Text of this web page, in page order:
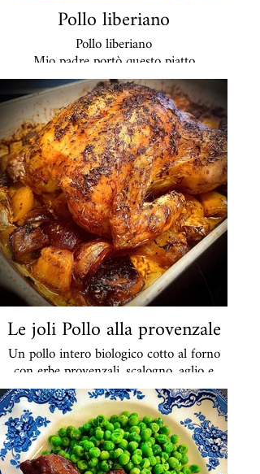
Pollo liberiano
Pollo liberiano
Mio padre portò questo piatto
incredibilmente delizioso dall'Africa
occidentale negli anni '70 ed è stato uno
dei preferiti della famiglia fin da quando
ero piccola. Con ingredienti abbastanza
semplici come cipolle e pomodori, è
un'arte farlo bene. Posso regolare la
piccantezza in base alle mie papille
gustative. Con esso viene servito il riso. In
Liberia si beve birra ghiacciata per
smorzare un po' il piccante, il che
ovviamente non aiuta molto ma almeno
crea l'impressione.
26 euro a porzione
Le joli Pollo alla provenzale
Un pollo intero biologico cotto al forno
con erbe provenzali, scalogno, aglio e
patate.
Pollo intero €59